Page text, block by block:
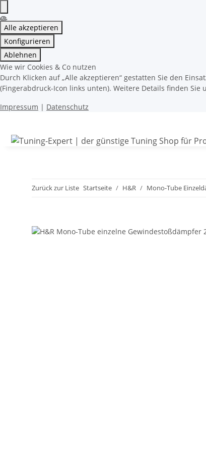
Alle akzeptieren
Konfigurieren
Ablehnen
Wie wir Cookies & Co nutzen
Durch Klicken auf „Alle akzeptieren“ gestatten Sie den
(Fingerabdruck-Icon links unten). Weitere Details finden Sie
Impressum | Datenschutz
Zurück zur Liste Startseite H&R Mono-Tube